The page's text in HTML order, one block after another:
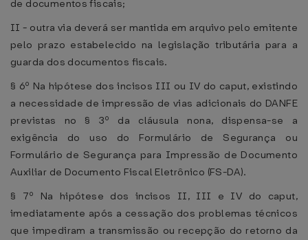
de documentos fiscais;
II - outra via deverá ser mantida em arquivo pelo emitente
pelo prazo estabelecido na legislação tributária para a
guarda dos documentos fiscais.
§ 6º Na hipótese dos incisos III ou IV do caput, existindo
a necessidade de impressão de vias adicionais do DANFE
previstas no § 3º da cláusula nona, dispensa-se a
exigência do uso do Formulário de Segurança ou
Formulário de Segurança para Impressão de Documento
Auxiliar de Documento Fiscal Eletrônico (FS-DA).
§ 7º Na hipótese dos incisos II, III e IV do caput,
imediatamente após a cessação dos problemas técnicos
que impediram a transmissão ou recepção do retorno da